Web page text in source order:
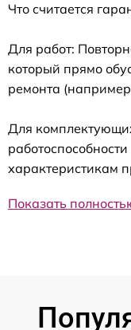
Что считается
Для работ:
который прямо
ремонта
Для
характеристикам
Показать